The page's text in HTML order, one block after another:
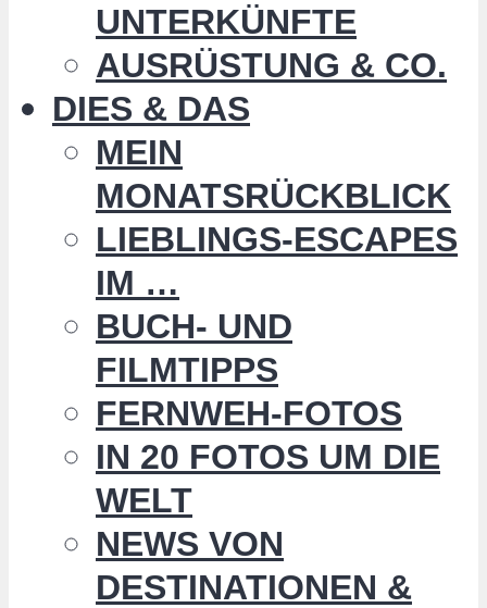
UNTERKÜNFTE
AUSRÜSTUNG & CO.
DIES & DAS
MEIN
MONATSRÜCKBLICK
LIEBLINGS-ESCAPES
IM …
BUCH- UND
FILMTIPPS
FERNWEH-FOTOS
IN 20 FOTOS UM DIE
WELT
NEWS VON
DESTINATIONEN &